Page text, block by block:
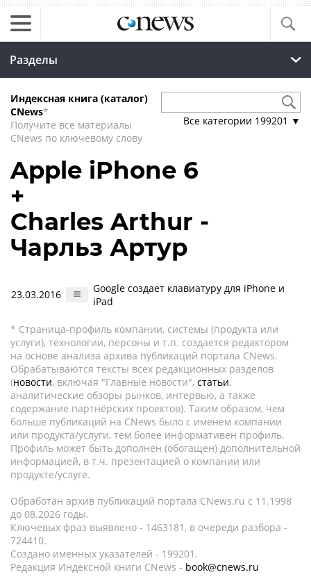
Разделы
Индексная книга (каталог)
CNews*
Получите все материалы
CNews по ключевому слову
Все категории 199201 ▼
Apple iPhone 6
+
Charles Arthur -
Чарльз Артур
23.03.2016
Google создает клавиатуру для iPhone и
iPad
* Страница-профиль компании, системы (продукта или
услуги), технологии, персоны и т.п. создается редактором
на основе анализа архива публикаций портала CNews.
Обрабатываются тексты всех редакционных разделов
(новости, включая "Главные новости", статьи,
аналитические обзоры рынков, интервью, а также
содержание партнёрских проектов). Таким образом, чем
больше публикаций на CNews было с именем компании
или продукта/услуги, тем более информативен профиль.
Профиль может быть дополнен (обогащен) дополнительной
информацией, в т.ч. презентацией о компании или
продукте/услуге.
Обработан архив публикаций портала CNews.ru c 11.1998
до 08.2026 годы.
Ключевых фраз выявлено - 1463181, в очереди разбора -
724410.
Создано именных указателей - 199201.
Редакция Индексной книги CNews - book@cnews.ru